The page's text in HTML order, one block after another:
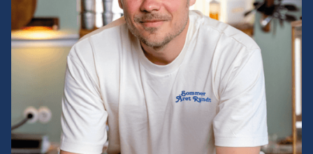
Augusta og Claus Meyer
Adam Aamann
Frederik Bille Brahe
Noma Projects
Easy Peacy